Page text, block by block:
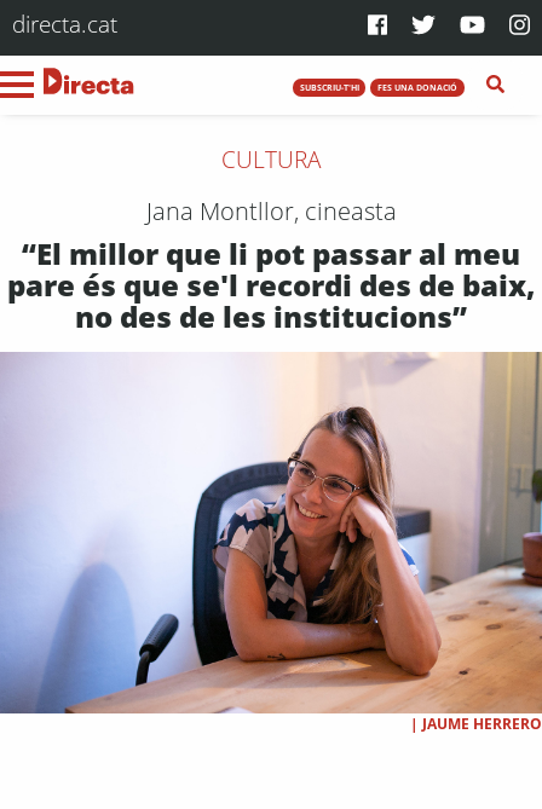
directa.cat
SUBSCRIU-T'HI FES UNA DONACIÓ
CULTURA
Jana Montllor, cineasta
“El millor que li pot passar al meu
pare és que se'l recordi des de baix,
no des de les institucions”
| JAUME HERRERO